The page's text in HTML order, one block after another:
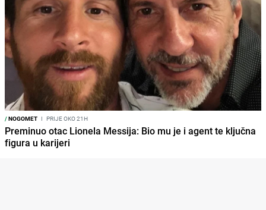
/NOGOMET I PRIJE OKO 21H
Preminuo otac Lionela Messija: Bio mu je i agent te ključna
figura u karijeri